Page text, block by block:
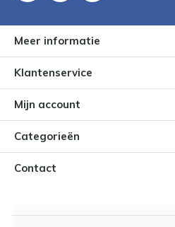
Meer informatie
Klantenservice
Mijn account
Categorieën
Contact